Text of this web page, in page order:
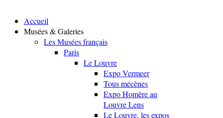
Accueil
Musées & Galeries
Les Musées français
Paris
Le Louvre
Expo Vermeer
Tous mécènes
Expo Homère au
Louvre Lens
Le Louvre, les expos